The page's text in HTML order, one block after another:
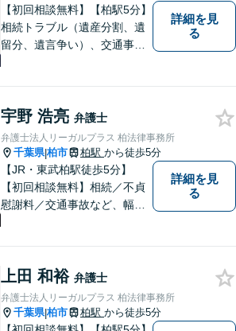
【初回相談無料】【柏駅5分】
相続トラブル（遺産分割、遺
留分、遺言争い）、交通事故
詳細を見
る
宇野 浩亮 弁護士
弁護士法人リーガルプラス 柏法律事務所
千葉県|柏市 柏駅 から徒歩5分
【JR・東武柏駅徒歩5分】
【初回相談無料】相続／不貞
慰謝料／交通事故など、幅広
しても信頼される弁護士であ
りたい。
詳細を見
る
上田 和裕 弁護士
弁護士法人リーガルプラス 柏法律事務所
千葉県|柏市 柏駅 から徒歩5分